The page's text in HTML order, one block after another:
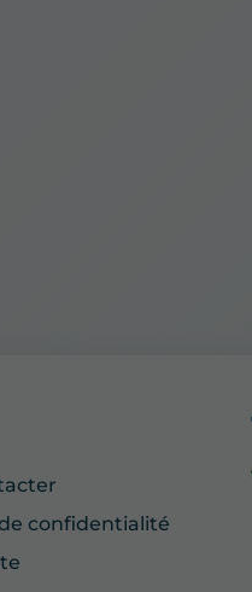
confidentialité